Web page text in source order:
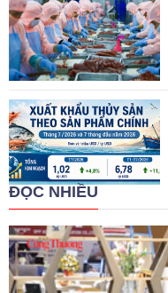
ĐỌC NHIỀU